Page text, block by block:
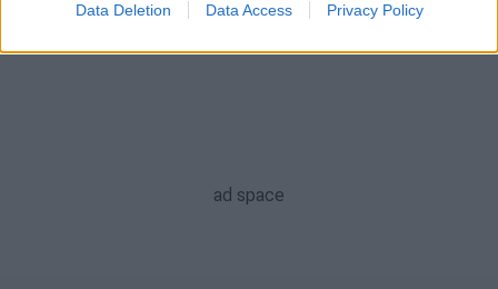
Data Deletion Data Access Privacy Policy